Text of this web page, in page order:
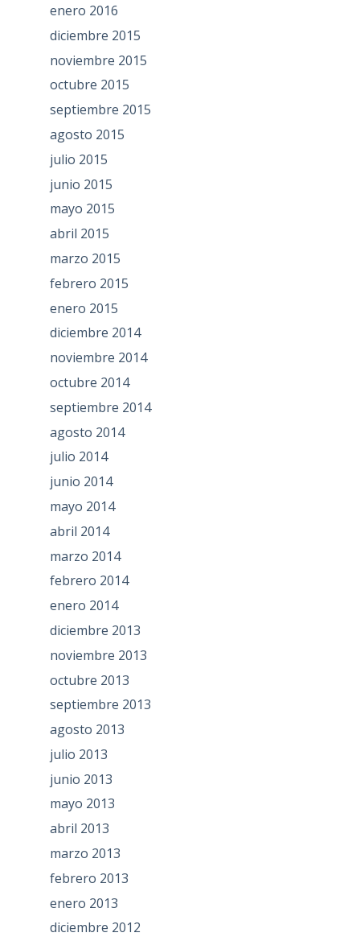
enero 2016
diciembre 2015
noviembre 2015
octubre 2015
septiembre 2015
agosto 2015
julio 2015
junio 2015
mayo 2015
abril 2015
marzo 2015
febrero 2015
enero 2015
diciembre 2014
noviembre 2014
octubre 2014
septiembre 2014
agosto 2014
julio 2014
junio 2014
mayo 2014
abril 2014
marzo 2014
febrero 2014
enero 2014
diciembre 2013
noviembre 2013
octubre 2013
septiembre 2013
agosto 2013
julio 2013
junio 2013
mayo 2013
abril 2013
marzo 2013
febrero 2013
enero 2013
diciembre 2012